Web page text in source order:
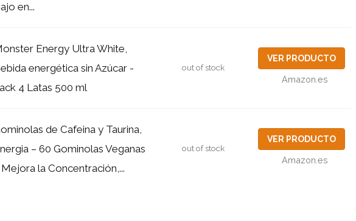
en...
Energy Ultra White,
energética sin Azúcar -
4 Latas 500 ml
out of stock
VER PRODUCTO
Amazon.es
de Cafeina y Taurina,
– 60 Gominolas Veganas
Mejora la Concentración,...
out of stock
VER PRODUCTO
Amazon.es